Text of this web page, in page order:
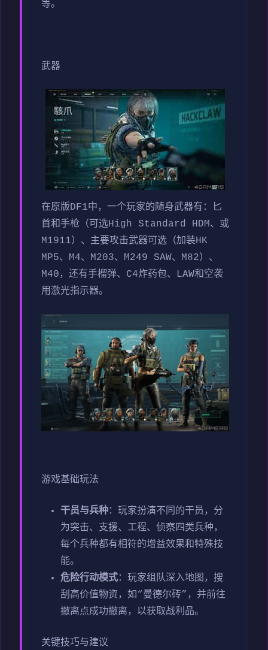
等。
武器
在原版DF1中，一个玩家的随身武器有：匕
首和手枪（可选High Standard HDM、或
M1911）、主要攻击武器可选（加装HK
MP5、M4、M203、M249 SAW、M82）、
M40，还有手榴弹、C4炸药包、LAW和空袭
用激光指示器。
游戏基础玩法
干员与兵种：玩家扮演不同的干员，分
为突击、支援、工程、侦察四类兵种，
每个兵种都有相符的增益效果和特殊技
能。
危险行动模式：玩家组队深入地图，搜
刮高价值物资，如“曼德尔砖”，并前往
撤离点成功撤离，以获取战利品。
关键技巧与建议